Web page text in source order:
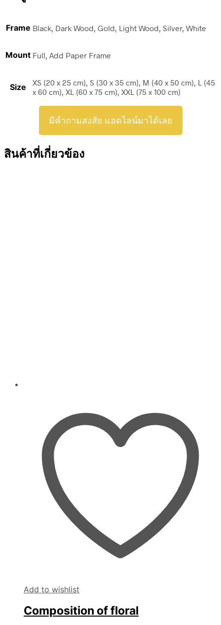
Frame Black, Dark Wood, Gold, Light Wood, Silver, White
Mount Full, Add Paper Frame
Size
XS (20 x 25 cm), S (30 x 35 cm), M (40 x 50 cm), L (45
x 60 cm), XL (60 x 75 cm), XXL (75 x 100 cm)
มีคำถามสงสัย แอดไลน์มาได้เลย
สินค้าที่เกี่ยวข้อง
Add to wishlist
Composition of floral